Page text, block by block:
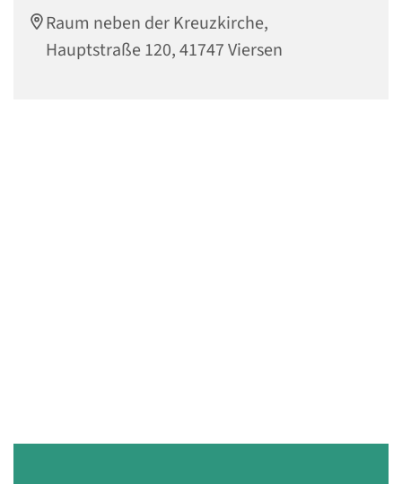
Raum neben der Kreuzkirche,
Hauptstraße 120, 41747 Viersen